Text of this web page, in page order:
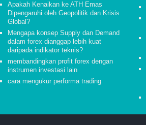
Apakah Kenaikan ke ATH Emas
Dipengaruhi oleh Geopolitik dan Krisis
Global?
Mengapa konsep Supply dan Demand
dalam forex dianggap lebih kuat
daripada indikator teknis?
membandingkan profit forex dengan
instrumen investasi lain
cara mengukur performa trading